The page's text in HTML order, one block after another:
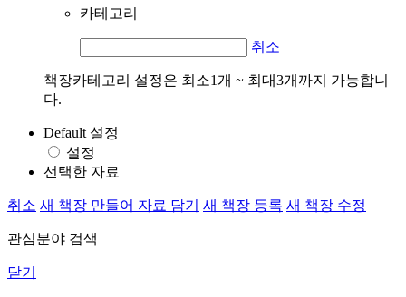
카테고리
취소
책장카테고리 설정은 최소1개 ~ 최대3개까지 가능합니
다.
Default 설정
설정
선택한 자료
취소 새 책장 만들어 자료 담기 새 책장 등록 새 책장 수정
관심분야 검색
닫기